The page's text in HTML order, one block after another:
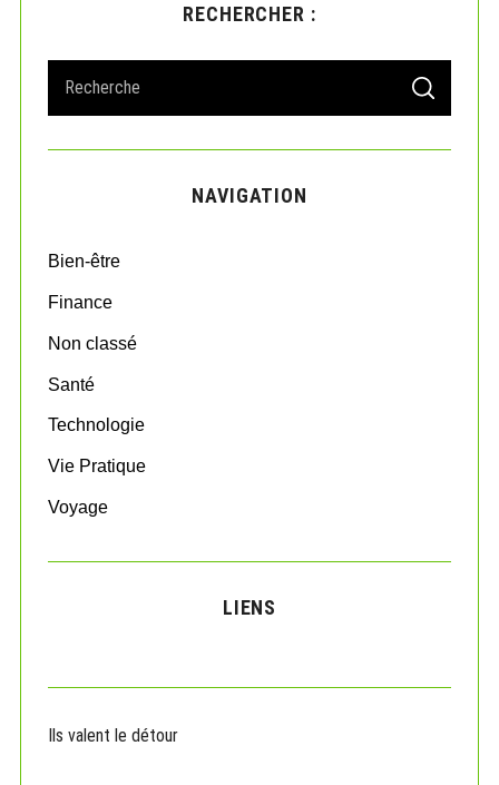
RECHERCHER :
a
r
o
:
S
A
C
NAVIGATION
Bien-être
Finance
Non classé
Santé
Technologie
Vie Pratique
Voyage
LIENS
Ils valent le détour